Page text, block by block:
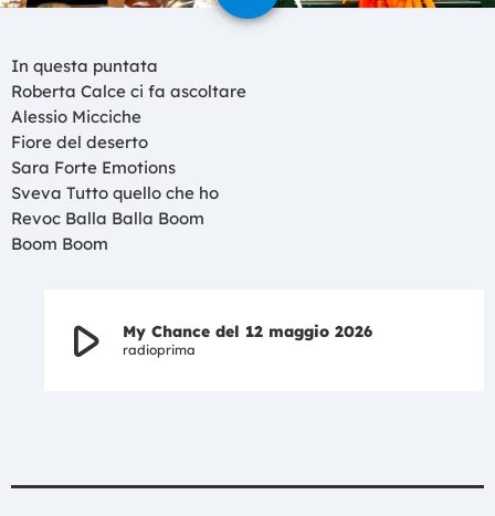
In questa puntata
Roberta Calce ci fa ascoltare
Alessio Micciche
Fiore del deserto
Sara Forte Emotions
Sveva Tutto quello che ho
Revoc Balla Balla Boom
Boom Boom
play_arrow My Chance del 12 maggio 2026
radioprima